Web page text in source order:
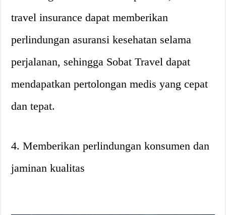
travel insurance dapat memberikan
perlindungan asuransi kesehatan selama
perjalanan, sehingga Sobat Travel dapat
mendapatkan pertolongan medis yang cepat
dan tepat.
4. Memberikan perlindungan konsumen dan
jaminan kualitas